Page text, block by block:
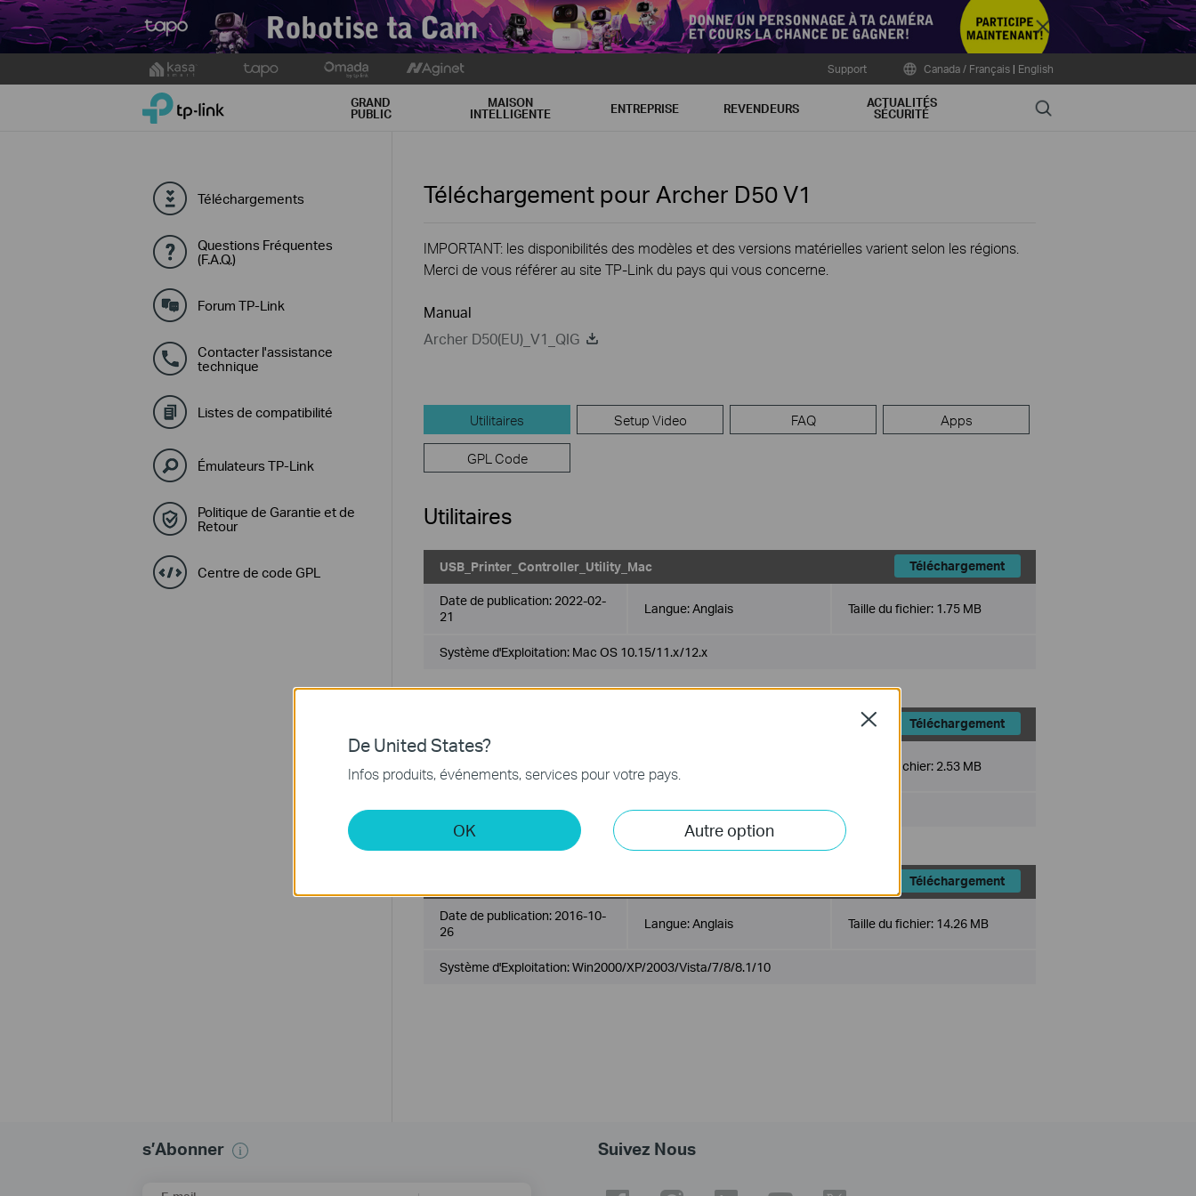
Close
to
Support Canada / Français | English
TP-Link, Reliably Smart GRAND
PUBLIC
MAISON
INTELLIGENTE ENTREPRISE REVENDEURS ACTUALITÉS
SÉCURITÉ Search
Téléchargements
Questions Fréquentes
(F.A.Q.)
Forum TP-Link
Contacter l'assistance
technique
Listes de compatibilité
Émulateurs TP-Link
Politique de Garantie et de
Retour
Centre de code GPL
Téléchargement pour Archer D50V1
IMPORTANT: les disponibilités des modèles et des versions matérielles varient selon les régions.
Merci de vous référer au site TP-Link du pays qui vous concerne.
Manual
Archer D50(EU)_V1_QIG
Utilitaires Setup Video FAQ Apps
GPL Code
Utilitaires
USB_Printer_Controller_Utility_Mac Téléchargement
Date de publication: 2022-02-
21
Langue:Anglais Taille du fichier: 1.75 MB
Système d'Exploitation: Mac OS 10.15/11.x/12.x
Téléchargement
29
Taille du fichier: 2.53 MB
Système d'Exploitation: Mac OS 10.9-10.14
Téléchargement
Date de publication: 2016-10-
26
Langue:Anglais Taille du fichier: 14.26 MB
Système d'Exploitation: Win2000/XP/2003/Vista/7/8/8.1/10
s’Abonner Suivez Nous
De United States?
Infos produits, événements, services pour votre pays.
OK Autre option
Close